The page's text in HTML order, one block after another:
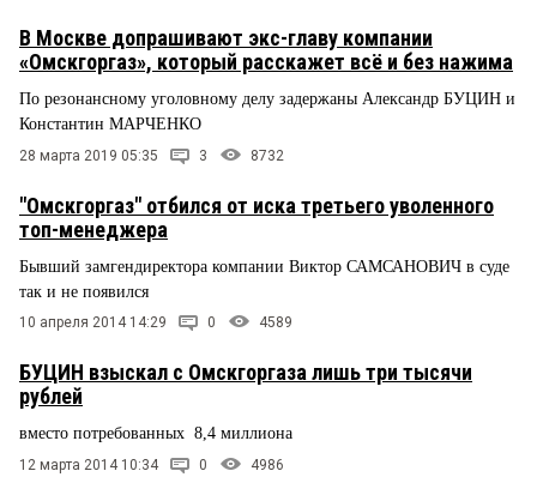
В Москве допрашивают экс-главу компании
«Омскгоргаз», который расскажет всё и без нажима
По резонансному уголовному делу задержаны Александр БУЦИН и
Константин МАРЧЕНКО
28 марта 2019 05:35 3 8732
"Омскгоргаз" отбился от иска третьего уволенного
топ-менеджера
Бывший замгендиректора компании Виктор САМСАНОВИЧ в суде
так и не появился
10 апреля 2014 14:29 0 4589
БУЦИН взыскал с Омскгоргаза лишь три тысячи
рублей
вместо потребованных 8,4 миллиона
12 марта 2014 10:34 0 4986